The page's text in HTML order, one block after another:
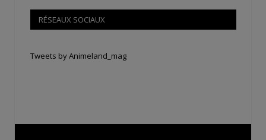
RÉSEAUX SOCIAUX
Tweets by Animeland_mag